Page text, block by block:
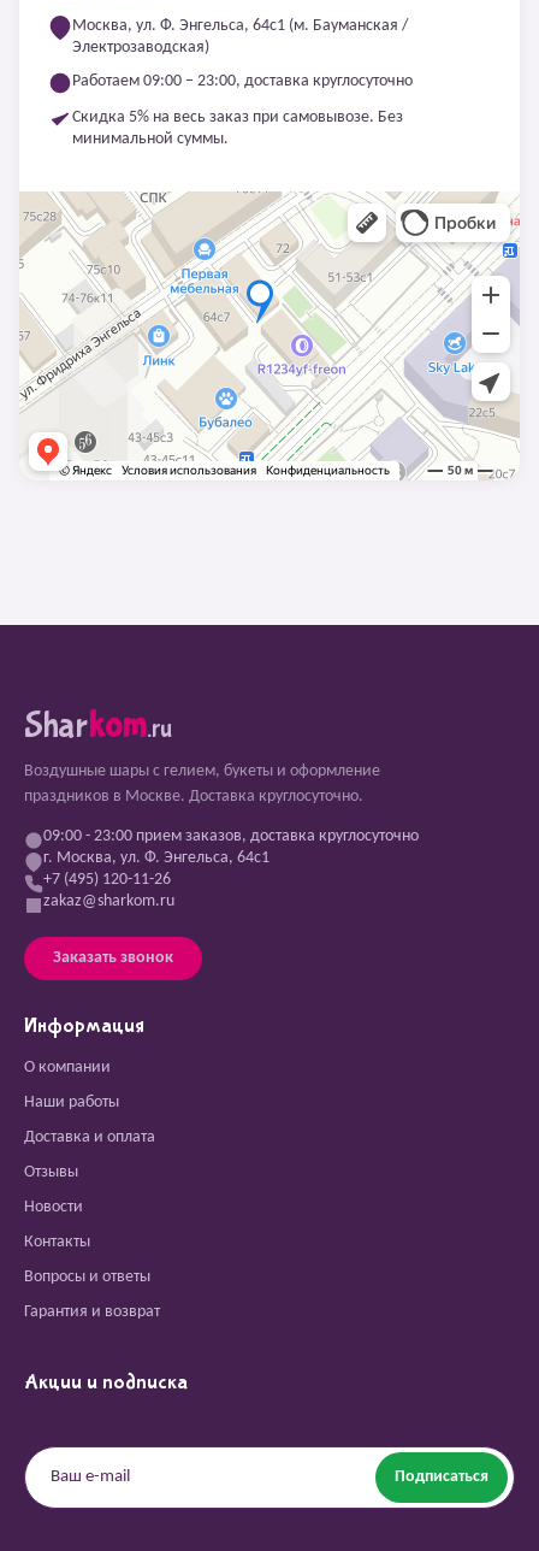
Москва, ул. Ф. Энгельса, 64с1 (м. Бауманская /
Электрозаводская)
Работаем 09:00 – 23:00, доставка круглосуточно
Скидка 5% на весь заказ при самовывозе. Без
минимальной суммы.
Sharkom.ru
Воздушные шары с гелием, букеты и оформление
праздников в Москве. Доставка круглосуточно.
09:00 - 23:00 прием заказов, доставка круглосуточно
г. Москва, ул. Ф. Энгельса, 64с1
+7 (495) 120-11-26
zakaz@sharkom.ru
Заказать звонок
Информация
О компании
Наши работы
Доставка и оплата
Отзывы
Новости
Контакты
Вопросы и ответы
Гарантия и возврат
Акции и подписка
Подписаться